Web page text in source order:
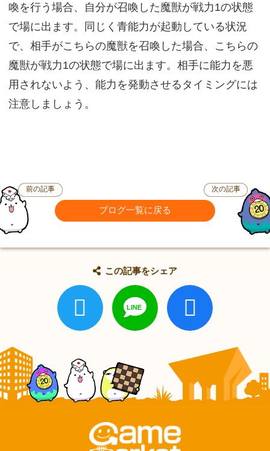
喚を行う場合、自分が召喚した魔獣が戦力1の状態
で場に出ます。同じく青能力が起動している状況
で、相手がこちらの魔獣を召喚した場合、こちらの
魔獣が戦力1の状態で場に出ます。相手に能力を悪
用されないよう、能力を発動させるタイミングには
注意しましょう。
前の記事
ブログ一覧に戻る
次の記事
この記事をシェア